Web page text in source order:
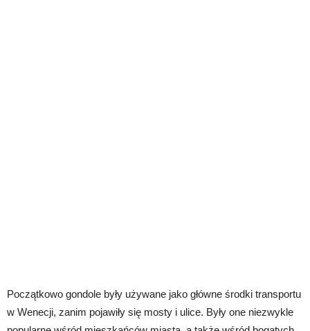
Początkowo gondole były używane jako główne środki transportu
w Wenecji, zanim pojawiły się mosty i ulice. Były one niezwykle